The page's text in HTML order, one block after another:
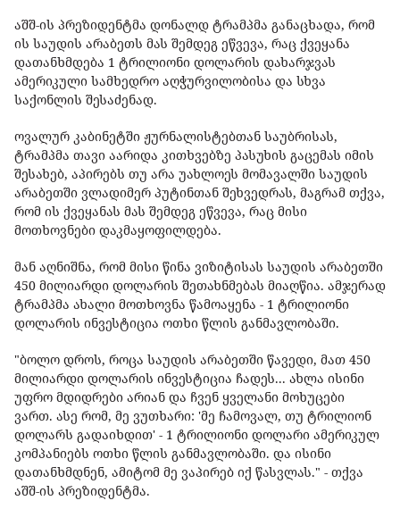
აშშ-ის პრეზიდენტმა დონალდ ტრამპმა განაცხადა, რომ
ის საუდის არაბეთს მას შემდეგ ეწვევა, რაც ქვეყანა
დათანხმდება 1 ტრილიონი დოლარის დახარჯვას
ამერიკული სამხედრო აღჭურვილობისა და სხვა
საქონლის შესაძენად.
ოვალურ კაბინეტში ჟურნალისტებთან საუბრისას,
ტრამპმა თავი აარიდა კითხვებზე პასუხის გაცემას იმის
შესახებ, აპირებს თუ არა უახლოეს მომავალში საუდის
არაბეთში ვლადიმერ პუტინთან შეხვედრას, მაგრამ თქვა,
რომ ის ქვეყანას მას შემდეგ ეწვევა, რაც მისი
მოთხოვნები დაკმაყოფილდება.
მან აღნიშნა, რომ მისი წინა ვიზიტისას საუდის არაბეთში
450 მილიარდი დოლარის შეთახნმებას მიაღწია. ამჯერად
ტრამპმა ახალი მოთხოვნა წამოაყენა - 1 ტრილიონი
დოლარის ინვესტიცია ოთხი წლის განმავლობაში.
"ბოლო დროს, როცა საუდის არაბეთში წავედი, მათ 450
მილიარდი დოლარის ინვესტიცია ჩადეს... ახლა ისინი
უფრო მდიდრები არიან და ჩვენ ყველანი მოხუცები
ვართ. ასე რომ, მე ვუთხარი: 'მე ჩამოვალ, თუ ტრილიონ
დოლარს გადაიხდით' - 1 ტრილიონი დოლარი ამერიკულ
კომპანიებს ოთხი წლის განმავლობაში. და ისინი
დათანხმდნენ, ამიტომ მე ვაპირებ იქ წასვლას." - თქვა
აშშ-ის პრეზიდენტმა.